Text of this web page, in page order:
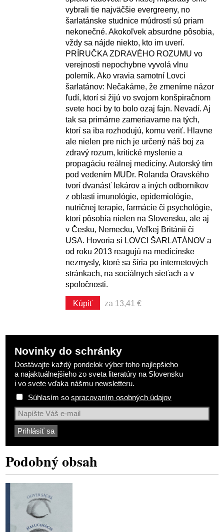
vybrali tie najväčšie evergreeny, no
šarlatánske studnice múdrostí sú priam
nekonečné. Akokoľvek absurdne pôsobia,
vždy sa nájde niekto, kto im uverí.
PRÍRUČKA ZDRAVÉHO ROZUMU vo
verejnosti nepochybne vyvolá vlnu
polemík. Ako vravia samotní Lovci
šarlatánov: Nečakáme, že zmeníme názor
ľudí, ktorí si žijú vo svojom konšpiračnom
svete hoci by to bolo ozaj fajn. Nevadí. Aj
tak sa primárne zameriavame na tých,
ktorí sa iba rozhodujú, komu veriť. Hlavne
ale nielen pre nich je určený náš boj za
zdravý rozum, kritické myslenie a
propagáciu reálnej medicíny. Autorský tím
pod vedením MUDr. Rolanda Oravského
tvorí dvanásť lekárov a iných odborníkov
z oblasti imunológie, epidemiológie,
nutričnej terapie, farmácie či psychológie,
ktorí pôsobia nielen na Slovensku, ale aj
v Česku, Nemecku, Veľkej Británii či
USA. Hovoria si LOVCI ŠARLATÁNOV a
od roku 2013 reagujú na medicínske
nezmysly, ktoré sa šíria po internetových
stránkach, na sociálnych sieťach a v
spoločnosti.
Kúpiť za 13,41 €
Novinky do schránky
Dostávajte každý pondelok výber toho najlepšieho
a najaktuálnejšieho zo sveta literatúry na Slovensku
i vo svete vďaka nášmu newsletteru.
Súhlasím sospracovaním osobných údajov
Podobný obsah